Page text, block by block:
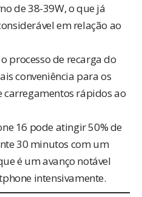
de 38-39W, o que já
em relação ao
processo de recarga do
conveniência para os
rápidos ao
16 pode atingir 50% de
30 minutos com um
é um avanço notável
intensivamente.